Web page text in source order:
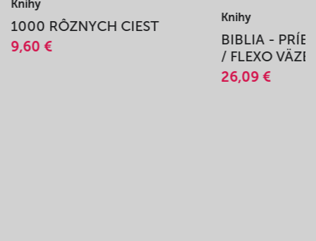
Knihy
1000 RÔZNYCH CIEST
9,60 €
Knihy
BIBLIA -
/ FLEXO
26,09 €